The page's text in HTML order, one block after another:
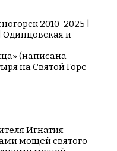
2010-2025 |
Одинцовская и
(написана
на Cвятой Горе
Игнатия
мощей святого